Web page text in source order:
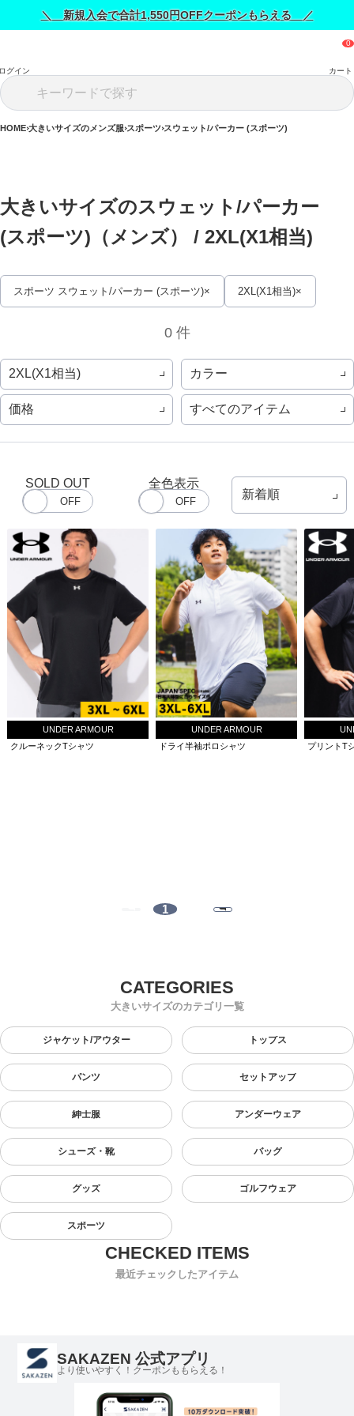
＼ 新規入会で合計1,550円OFFクーポンもらえる ／
グイン カート
HOME 大きいサイズのメンズ服 スポーツ スウェット/パーカー (スポーツ)
大きいサイズのスウェット/パーカー
(スポーツ)（メンズ） / 2XL(X1相当)
スポーツ スウェット/パーカー (スポーツ) 2XL(X1相当)
0 件
2XL(X1相当) カラー
価格 すべてのアイテム
SOLD OUT 全色表示
UNDER ARMOUR
クルーネックTシャツ
UNDER ARMOUR
ドライ半袖ポロシャツ
プリントT
1
大きいサイズのカテゴリ一覧
ジャケット/アウター トップス
パンツ セットアップ
紳士服 アンダーウェア
シューズ・靴 バッグ
グッズ ゴルフウェア
スポーツ
最近チェックしたアイテム
SAKAZEN 公式アプリ
より使いやすく！クーポンももらえる！